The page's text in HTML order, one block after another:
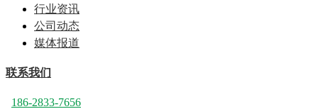
行业资讯
公司动态
媒体报道
联系我们
186-2833-7656